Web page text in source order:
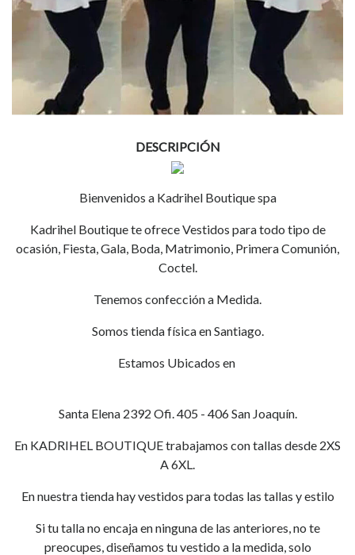
DESCRIPCIÓN
Bienvenidos a Kadrihel Boutique spa
Kadrihel Boutique te ofrece Vestidos para todo tipo de
ocasión, Fiesta, Gala, Boda, Matrimonio, Primera Comunión,
Coctel.
Tenemos confección a Medida.
Somos tienda física en Santiago.
Estamos Ubicados en
Santa Elena 2392 Ofi. 405 - 406 San Joaquín.
En KADRIHEL BOUTIQUE trabajamos con tallas desde 2XS
A 6XL.
En nuestra tienda hay vestidos para todas las tallas y estilo
Si tu talla no encaja en ninguna de las anteriores, no te
preocupes, diseñamos tu vestido a la medida, solo